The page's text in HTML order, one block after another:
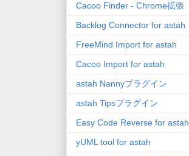
Cacoo Finder - Chrome拡張
Backlog Connector for astah
FreeMind Import for astah
Cacoo Import for astah
astah Nannyプラグイン
astah Tipsプラグイン
Easy Code Reverse for astah
yUML tool for astah